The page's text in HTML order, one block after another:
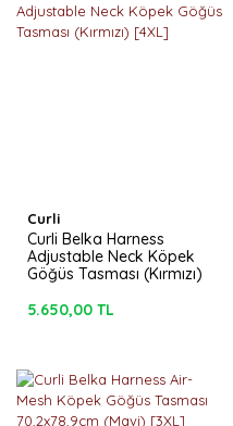
Curli
Curli Belka Harness
Adjustable Neck Köpek
Göğüs Tasması (Kırmızı)
5.650,00 TL